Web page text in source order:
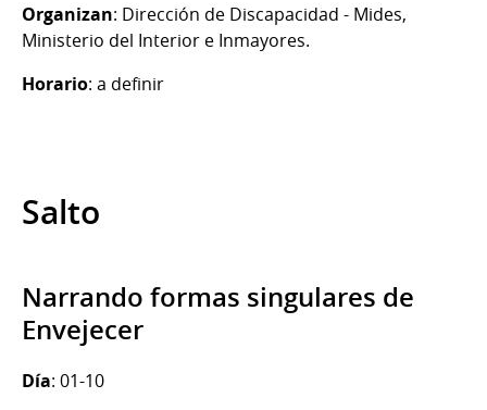
Organizan: Dirección de Discapacidad - Mides,
Ministerio del Interior e Inmayores.
Horario: a definir
Salto
Narrando formas singulares de
Envejecer
Día: 01-10